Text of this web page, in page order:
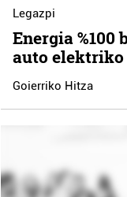
Legazpi
Energia
auto
Goierriko Hitza